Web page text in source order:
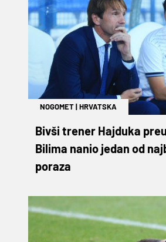
NOGOMET|HRVATSKA
Bivši trener Hajduka
Bilima nanio jedan od
poraza